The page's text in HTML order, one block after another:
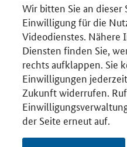
Wir bitten Sie an
Einwilligung für die
Videodienstes. Nähere
Diensten finden Sie,
rechts aufklappen. Sie
Einwilligungen
Zukunft widerrufen.
der Seite erneut auf.